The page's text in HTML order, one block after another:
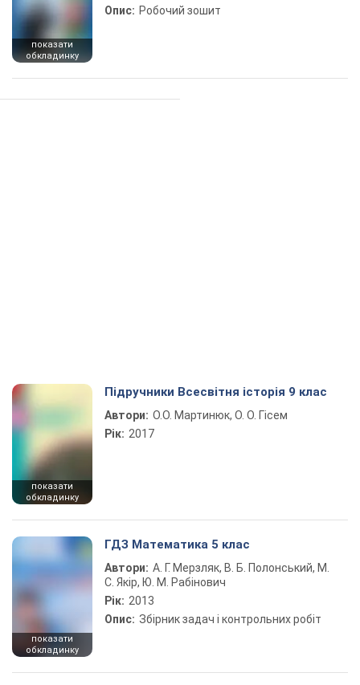
показати
обкладинку
Опис: Робочий зошит
показати
обкладинку
Підручники Всесвітня історія 9 клас
Автори: О.О. Мартинюк, О. О. Гісем
Рік: 2017
показати
обкладинку
ГДЗ Математика 5 клас
Автори: А. Г. Мерзляк, В. Б. Полонський, М.
С. Якір, Ю. М. Рабінович
Рік: 2013
Опис: Збірник задач і контрольних робіт